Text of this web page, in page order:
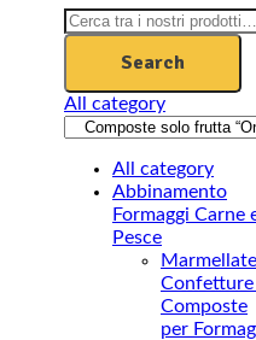
Search
for:
Search
All category
All category
Abbinamento
Formaggi Carne
Pesce
Marmellate
Confetture
Composte
per